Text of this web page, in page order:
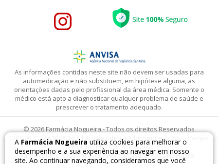
A Farmácia Nogueira utiliza cookies para melhorar o
desempenho e a sua experiência ao navegar em nosso
site. Ao continuar navegando, consideramos que você
As informações contidas neste site não devem ser usadas para
automedicação e não substituem, em hipótese alguma, as
orientações dadas pelo profissional da área médica. Somente o
médico está apto a diagnosticar qualquer problema de saúde e
prescrever o tratamento adequado.
© 2026 Farmácia Nogueira - Todos os direitos Reservados
CNPJ 06.313.661/0001-53 | Av Presidente John Kennedy, 562 - Campo
Mourão - PR - CEP 87305-260
Farmacêutico Responsável: Andrea Cristina Rosa Nogueira -